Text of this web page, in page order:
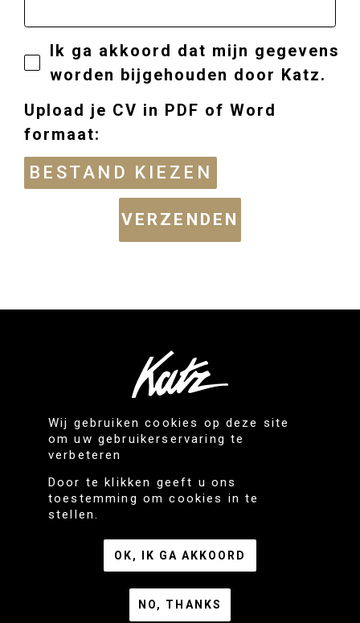
Ik ga akkoord dat mijn gegevens
worden bijgehouden door Katz.
Upload je CV in PDF of Word
formaat:
VERZENDEN
KATZ nv - Handelslei 193
[email protected]
Privacy
VACATURES
Culinair operator (voor ware foodies)
Account Manager
Aankoopmanager
Wij gebruiken cookies op deze site
om uw gebruikerservaring te
verbeteren
Door te klikken geeft u ons
toestemming om cookies in te
stellen.
OK, IK GA AKKOORD
NO, THANKS